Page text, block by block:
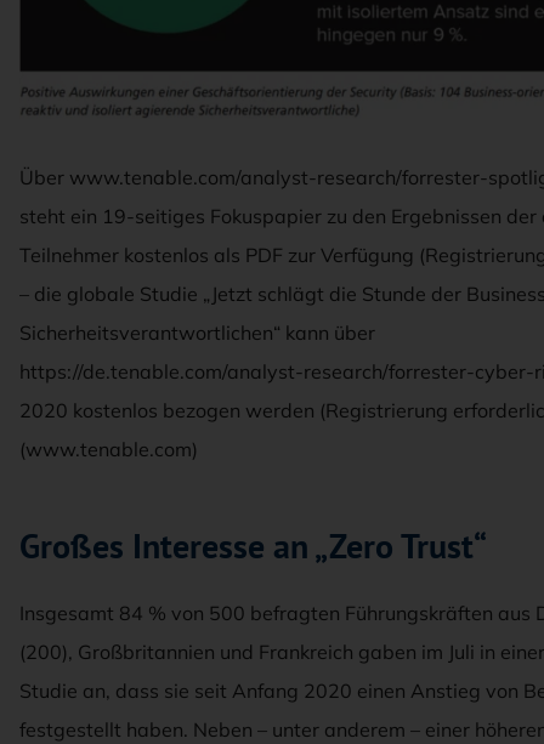
Über www.tenable.com/analyst-research/forrester-
steht ein 19-seitiges Fokuspapier zu den Ergebnissen der
Teilnehmer kostenlos als PDF zur Verfügung
– die globale Studie „Jetzt schlägt die Stunde der
Sicherheitsverantwortlichen“ kann über
https://de.tenable.com/analyst-research/forrester-cyber-
2020 kostenlos bezogen werden (Registrierung
(www.tenable.com)
Großes Interesse an „Zero Trust“
Insgesamt 84 % von 500 befragten Führungskräften aus
(200), Großbritannien und Frankreich gaben im Juli in
Studie an, dass sie seit Anfang 2020 einen Anstieg von
festgestellt haben. Neben – unter anderem – einer